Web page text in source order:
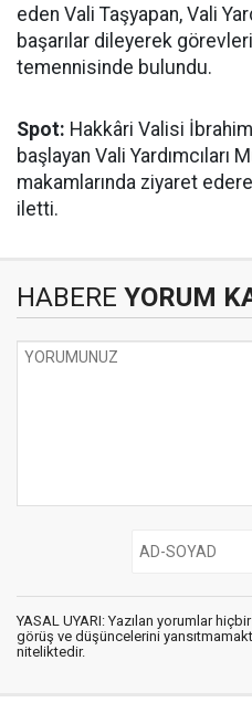
eden Vali Taşyapan, Vali
başarılar dileyerek
temennisinde bulundu.
Spot: Hakkâri Valisi
başlayan Vali Yardımcıları
makamlarında ziyaret
iletti.
HABERE YORUM
YASAL UYARI: Yazılan yorumlar
görüş ve düşüncelerini
niteliktedir.